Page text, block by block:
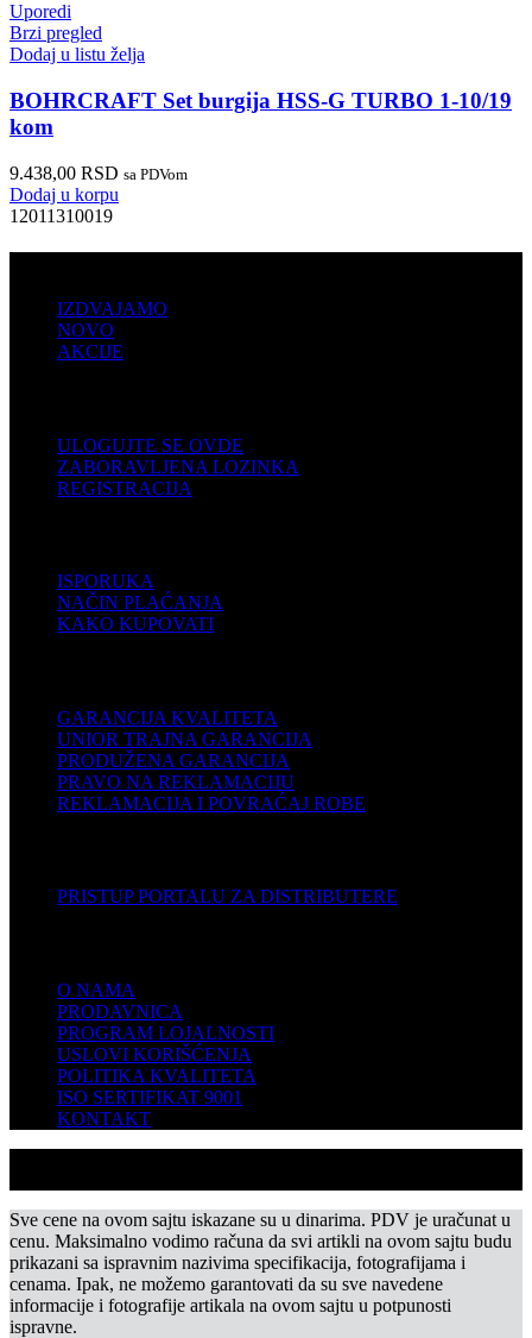
Uporedi
Brzi pregled
Dodaj u listu želja
BOHRCRAFT Set burgija HSS-G TURBO 1-10/19
kom
9.438,00 RSD sa PDVom
Dodaj u korpu
12011310019
IZDVAJAMO
NOVO
AKCIJE
ULOGUJTE SE OVDE
ZABORAVLJENA LOZINKA
REGISTRACIJA
ISPORUKA
NAČIN PLAĆANJA
KAKO KUPOVATI
GARANCIJA KVALITETA
UNIOR TRAJNA GARANCIJA
PRODUŽENA GARANCIJA
PRAVO NA REKLAMACIJU
REKLAMACIJA I POVRAĆAJ ROBE
PRISTUP PORTALU ZA DISTRIBUTERE
O NAMA
PRODAVNICA
PROGRAM LOJALNOSTI
USLOVI KORIŠĆENJA
POLITIKA KVALITETA
ISO SERTIFIKAT 9001
KONTAKT
Sve cene na ovom sajtu iskazane su u dinarima. PDV je uračunat u
cenu. Maksimalno vodimo računa da svi artikli na ovom sajtu budu
prikazani sa ispravnim nazivima specifikacija, fotografijama i
cenama. Ipak, ne možemo garantovati da su sve navedene
informacije i fotografije artikala na ovom sajtu u potpunosti
ispravne.